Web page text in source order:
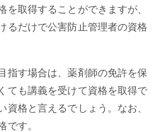
取得することができますが、
るだけで公害防止管理者の資格
指す場合は、薬剤師の免許を保
ても講義を受けて資格を取得で
資格と言えるでしょう。なお、
です。